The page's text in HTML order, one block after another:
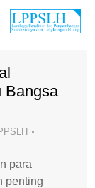
Bangsa
para
penting